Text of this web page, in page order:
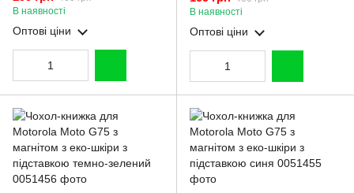
шкіри з підставкою бордова
В наявності
Оптові ціни
В наявності
Оптові ціни